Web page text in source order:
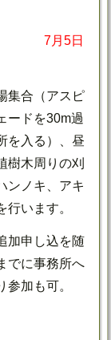
） 7月5日
集合（アスピ
ードを30m過
を入る）、昼
樹木周りの刈
ンノキ、アキ
行います。
加申し込を随
でに事務所へ
参加も可。